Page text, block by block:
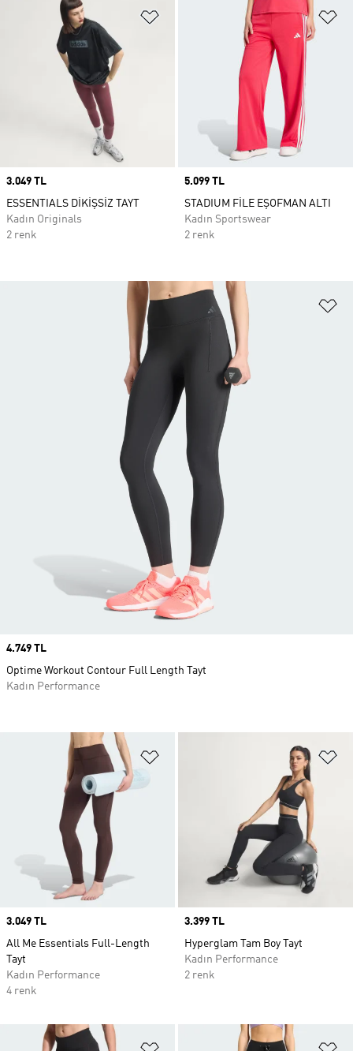
Favori Listesine Ekle
Price
3.049 TL
ESSENTIALS DİKİŞSİZ TAYT
Kadın Originals
2 renk
Price
5.099 TL
STADIUM FİLE EŞOFMAN ALTI
Kadın Sportswear
2 renk
Price
3.049 TL
All Me Essentials Full-Length
Tayt
Kadın Performance
4 renk
Price
3.399 TL
Hyperglam Tam Boy Tayt
Kadın Performance
2 renk
Favori Listesine Ekle
Price
4.749 TL
Optime Workout Contour Full Length Tayt
Kadın Performance